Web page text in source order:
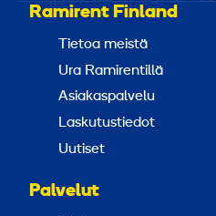
Ramirent Finland
Tietoa meistä
Ura Ramirentillä
Asiakaspalvelu
Laskutustiedot
Uutiset
Palvelut